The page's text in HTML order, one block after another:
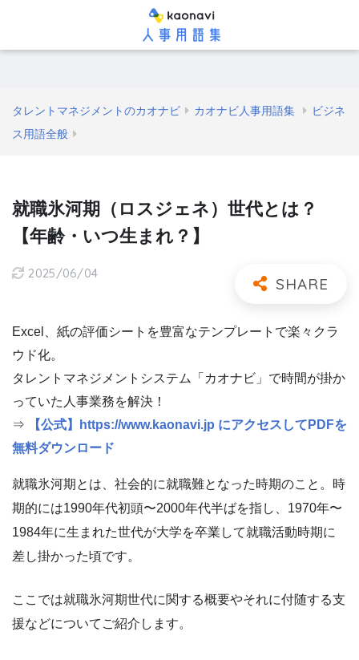
タレントマネジメントのカオナビ カオナビ人事用語集
ビジネ
ス用語全般
就職氷河期（ロスジェネ）世代とは？
【年齢・いつ生まれ？】
2025/06/04
Excel、紙の評価シートを豊富なテンプレートで楽々クラ
ウド化。
タレントマネジメントシステム「カオナビ」で時間が掛か
っていた人事業務を解決！
⇒
【公式】https://www.kaonavi.jp にアクセスしてPDFを
無料ダウンロード
就職氷河期とは、社会的に就職難となった時期のこと。時
期的には1990年代初頭〜2000年代半ばを指し、1970年〜
1984年に生まれた世代が大学を卒業して就職活動時期に
差し掛かった頃です。
ここでは就職氷河期世代に関する概要やそれに付随する支
援などについてご紹介します。